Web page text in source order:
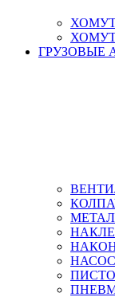
ГРУЗОВЫЕ